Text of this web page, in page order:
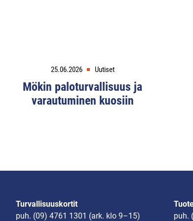
25.06.2026 Uutiset
Mökin paloturvallisuus ja
varautuminen kuosiin
Turvallisuuskortit
puh. (09) 4761 1301 (ark. klo 9–15)
puh.